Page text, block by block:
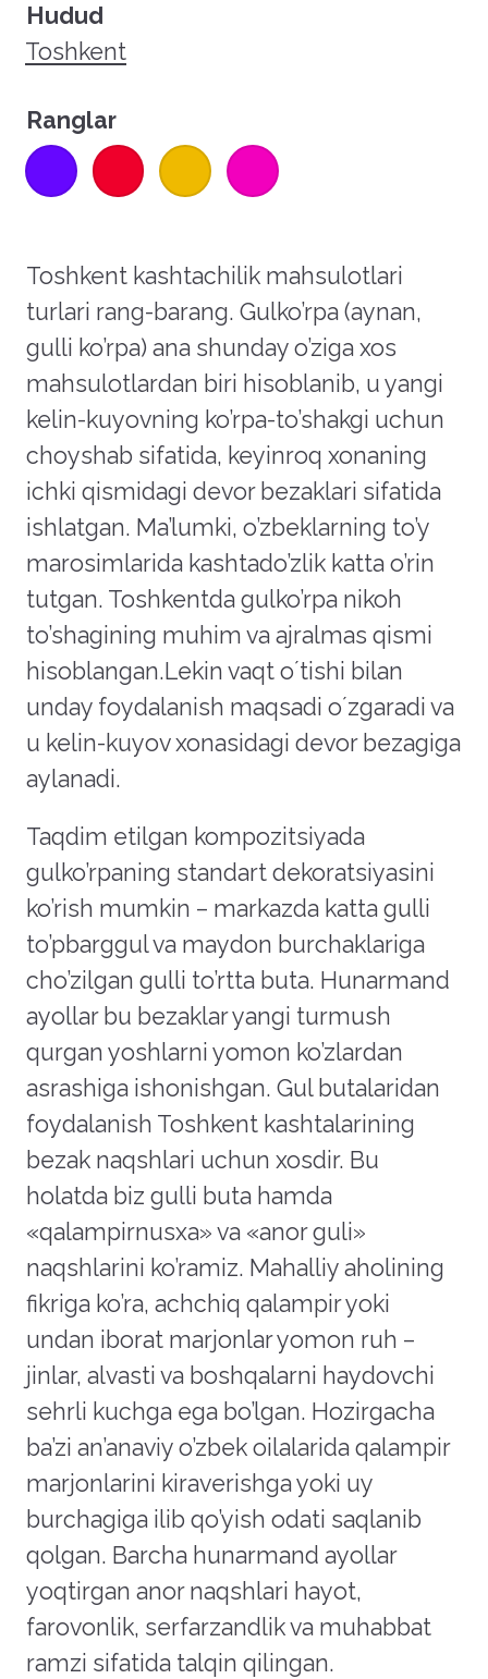
Hudud
Toshkent
Ranglar
Toshkent kashtachilik mahsulotlari
turlari rang-barang. Gulko’rpa (aynan,
gulli ko’rpa) ana shunday o’ziga xos
mahsulotlardan biri hisoblanib, u yangi
kelin-kuyovning ko’rpa-to’shakgi uchun
choyshab sifatida, keyinroq xonaning
ichki qismidagi devor bezaklari sifatida
ishlatgan. Ma’lumki, o’zbeklarning to’y
marosimlarida kashtado’zlik katta o’rin
tutgan. Toshkentda gulko’rpa nikoh
to’shagining muhim va ajralmas qismi
hisoblangan.Lekin vaqt oʼtishi bilan
unday foydalanish maqsadi oʼzgaradi va
u kelin-kuyov xonasidagi devor bezagiga
aylanadi.
Taqdim etilgan kompozitsiyada
gulko’rpaning standart dekoratsiyasini
ko’rish mumkin – markazda katta gulli
to’pbarggul va maydon burchaklariga
cho’zilgan gulli to’rtta buta. Hunarmand
ayollar bu bezaklar yangi turmush
qurgan yoshlarni yomon ko’zlardan
asrashiga ishonishgan. Gul butalaridan
foydalanish Toshkent kashtalarining
bezak naqshlari uchun xosdir. Bu
holatda biz gulli buta hamda
«qalampirnusxa» va «anor guli»
naqshlarini ko’ramiz. Mahalliy aholining
fikriga ko’ra, achchiq qalampir yoki
undan iborat marjonlar yomon ruh –
jinlar, alvasti va boshqalarni haydovchi
sehrli kuchga ega bo’lgan. Hozirgacha
ba’zi an’anaviy o’zbek oilalarida qalampir
marjonlarini kiraverishga yoki uy
burchagiga ilib qo’yish odati saqlanib
qolgan. Barcha hunarmand ayollar
yoqtirgan anor naqshlari hayot,
farovonlik, serfarzandlik va muhabbat
ramzi sifatida talqin qilingan.